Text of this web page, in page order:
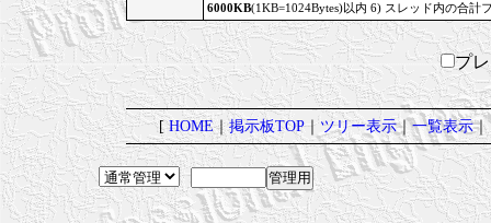
6000KB(1KB=1024Bytes)以内 6) スレッド内の合計
プ
[HOME｜掲示板TOP｜ツリー表示｜一覧表示｜